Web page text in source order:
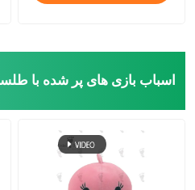
اسباب بازی های پر شده با